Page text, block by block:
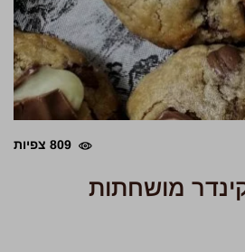
809 צפיות
קינדר מושחתות